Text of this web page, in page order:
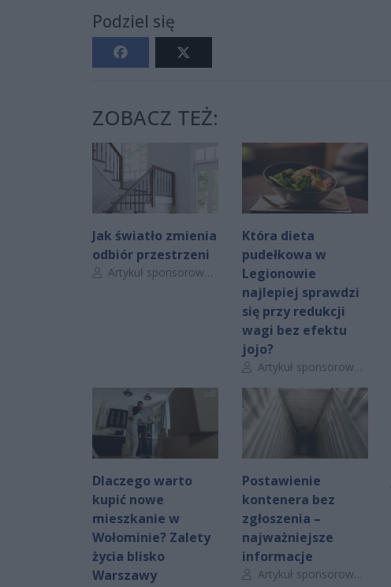
Podziel się
ZOBACZ TEŻ:
Jak światło zmienia
odbiór przestrzeni
Autor artykułu:
Artykuł sponsorowany
Która dieta
pudełkowa w
Legionowie
najlepiej sprawdzi
się przy redukcji
wagi bez efektu
jojo?
Autor artykułu:
Artykuł sponsorowany
Dlaczego warto
kupić nowe
mieszkanie w
Wołominie? Zalety
życia blisko
Warszawy
Postawienie
kontenera bez
zgłoszenia –
najważniejsze
informacje
Autor artykułu:
Artykuł sponsorowany